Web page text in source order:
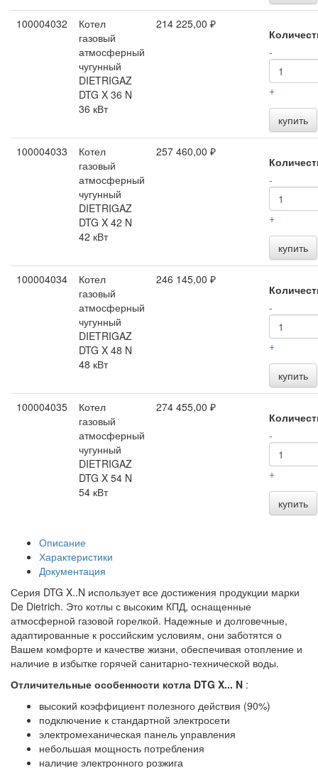
100004032
Котел
газовый
атмосферный
чугунный
DIETRIGAZ
DTG X 36 N
36 кВт
214 225,00 ₽
-
+
купить
100004033
Котел
газовый
атмосферный
чугунный
DIETRIGAZ
DTG X 42 N
42 кВт
257 460,00 ₽
-
+
купить
100004034
Котел
газовый
атмосферный
чугунный
DIETRIGAZ
DTG X 48 N
48 кВт
246 145,00 ₽
-
+
купить
100004035
Котел
газовый
атмосферный
чугунный
DIETRIGAZ
DTG X 54 N
54 кВт
274 455,00 ₽
-
+
купить
Описание
Характеристики
Документация
Серия DTG X..N использует все достижения продукции марки
De Dietrich. Это котлы с высоким КПД, оснащенные
атмосферной газовой горелкой. Надежные и долговечные,
адаптированные к российским условиям, они заботятся о
Вашем комфорте и качестве жизни, обеспечивая отопление и
наличие в избытке горячей санитарно-технической воды.
Отличительные особенности котла DTG X... N :
высокий коэффициент полезного действия (90%)
подключение к стандартной электросети
электромеханическая панель управления
небольшая мощность потребления
наличие электронного розжига